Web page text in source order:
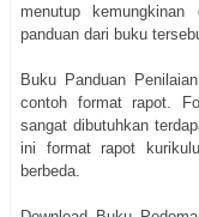
menutup kemungkinan
panduan dari buku
Buku Panduan
contoh format rapot.
sangat dibutuhkan
ini format rapot
berbeda.